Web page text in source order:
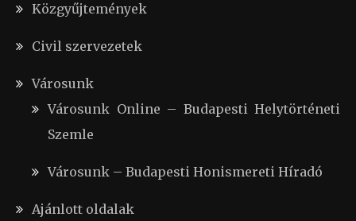
Közgyűjtemények
Civil szervezetek
Városunk
Városunk Online – Budapesti Helytörténeti
Szemle
Városunk – Budapesti Honismereti Híradó
Ajánlott oldalak